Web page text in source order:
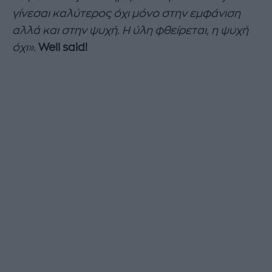
γίνεσαι καλύτερος όχι μόνο στην εμφάνιση
αλλά και στην ψυχή. Η ύλη φθείρεται, η ψυχή
όχι». Well said!